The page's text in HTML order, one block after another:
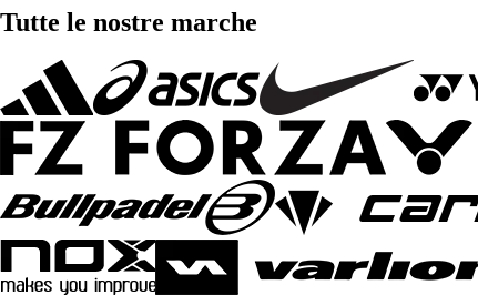
Tutte le nostre marche